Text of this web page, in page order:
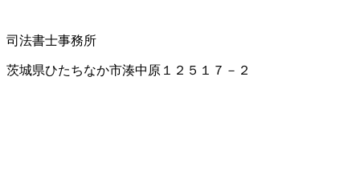
司法書士事務所
茨城県ひたちなか市湊中原１２５１７－２